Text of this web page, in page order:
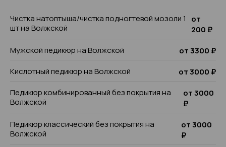
Чистка натоптыша/чистка подногтевой мозоли 1
шт на Волжской
от
200 ₽
Мужской педикюр на Волжской
от 3300 ₽
Кислотный педикюр на Волжской
от 3000 ₽
Педикюр комбинированный без покрытия на
Волжской
от 3000
₽
Педикюр классический без покрытия на
Волжской
от 3000
₽